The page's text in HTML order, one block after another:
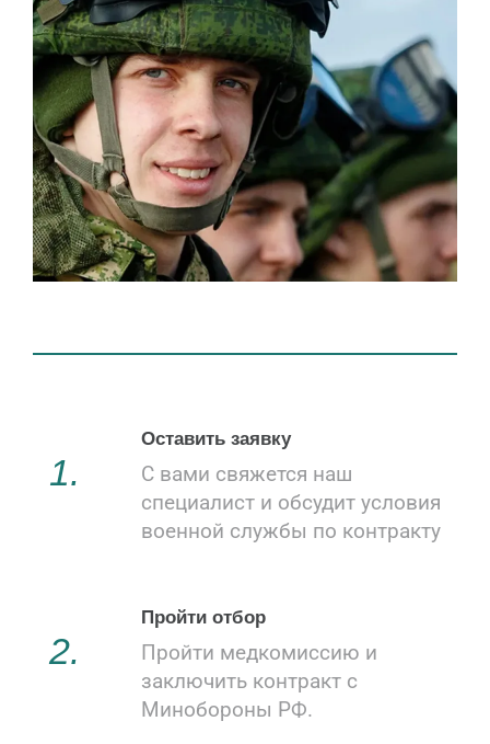
1.
Оставить заявку
С вами свяжется наш
специалист и обсудит условия
военной службы по контракту
2.
Пройти отбор
Пройти медкомиссию и
заключить контракт с
Минобороны РФ.